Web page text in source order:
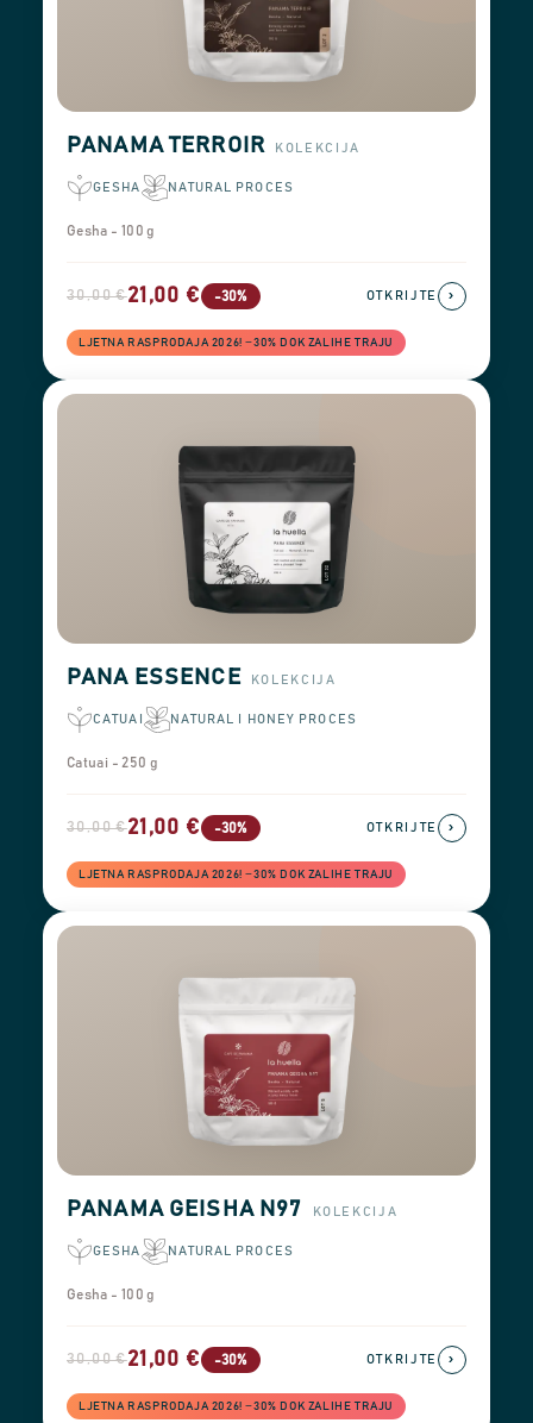
PANAMA TERROIR KOLEKCIJA
GESHA NATURAL PROCES
Gesha - 100 g
30,00 €21,00 € -30%
LJETNA RASPRODAJA 2026! −30% DOK ZALIHE TRAJU
OTKRIJTE ›
PANA ESSENCE KOLEKCIJA
CATUAI NATURAL I HONEY PROCES
Catuai - 250 g
30,00 €21,00 € -30%
LJETNA RASPRODAJA 2026! −30% DOK ZALIHE TRAJU
OTKRIJTE ›
PANAMA GEISHA N97 KOLEKCIJA
GESHA NATURAL PROCES
Gesha - 100 g
30,00 €21,00 € -30%
LJETNA RASPRODAJA 2026! −30% DOK ZALIHE TRAJU
OTKRIJTE ›